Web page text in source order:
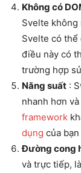
Không có
Svelte không
Svelte có thể
điều này có
trường hợp sử
Năng suất :
nhanh hơn và
framework
dụng của
Đường cong
và trực tiếp,